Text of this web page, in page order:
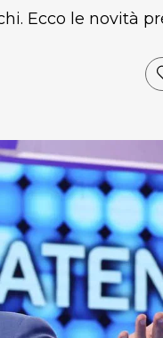
Ecco le novità